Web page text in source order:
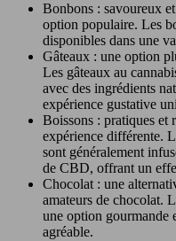
Bonbons : savoureux
option populaire. Les
disponibles dans une
Gâteaux : une option
Les gâteaux au
avec des ingrédients
expérience gustative
Boissons : pratiques et
expérience différente.
sont généralement
de CBD, offrant un
Chocolat : une
amateurs de chocolat.
une option gourmande
agréable.